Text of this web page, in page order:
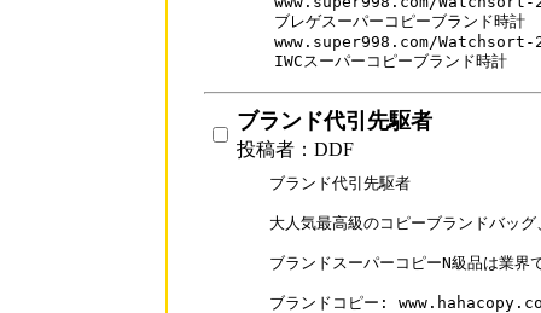
ブレゲスーパーコピーブランド時計
www.super998.com/
IWCスーパーコピーブランド時計
ブランド代引先駆者
投稿者：DDF
ブランド代引先駆者
大人気最高級のコピーブランドバッ
ブランドスーパーコピーN級品は業界
ブランドコピー: